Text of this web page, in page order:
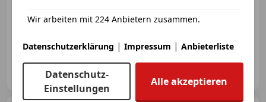
03/2024 17 432 km Benzin
55 kW (75 PS)
Autohaus Ernest Wipplinger GmbH
AT-4310 Mauthausen
Wir arbeiten mit 224 Anbietern zusammen.
Datenschutzerklärung | Impressum | Anbieterliste
Datenschutz-
Einstellungen
Alle akzeptieren